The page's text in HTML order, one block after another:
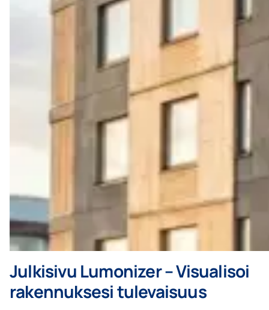
Julkisivu Lumonizer – Visualisoi
rakennuksesi tulevaisuus